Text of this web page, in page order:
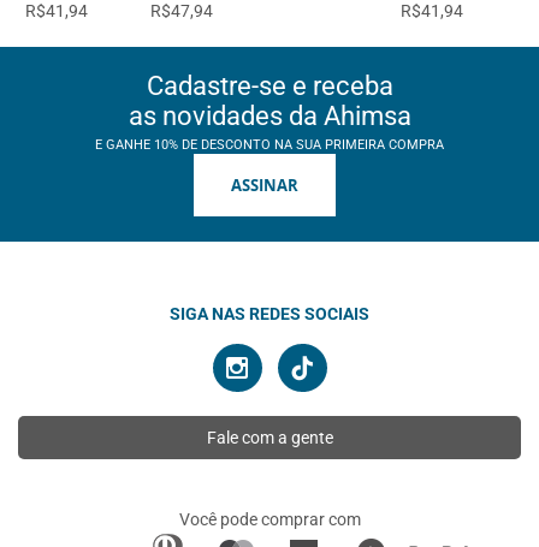
R$41,94
R$47,94
R$41,94
Cadastre-se e receba
as novidades da Ahimsa
E GANHE 10% DE DESCONTO NA SUA PRIMEIRA COMPRA
ASSINAR
SIGA NAS REDES SOCIAIS
Fale com a gente
Você pode comprar com